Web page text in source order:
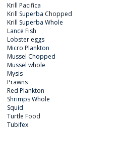
Krill Pacifica
Krill Superba Chopped
Krill Superba Whole
Lance Fish
Lobster eggs
Micro Plankton
Mussel Chopped
Mussel whole
Mysis
Prawns
Red Plankton
Shrimps Whole
Squid
Turtle Food
Tubifex